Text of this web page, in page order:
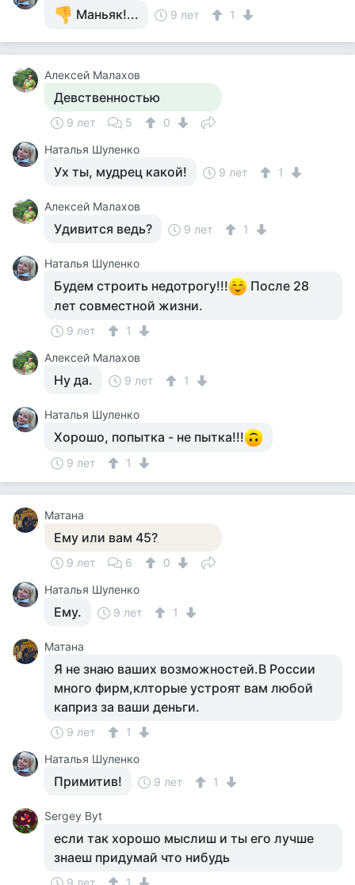
Маньяк!... 9 лет 1
Алексей Малахов
Девственностью
9 лет 5
0
Наталья Шуленко
Ух ты, мудрец какой! 9 лет 1
Алексей Малахов
Удивится ведь? 9 лет 1
Наталья Шуленко
Будем строить недотрогу!!!
После 28
лет совместной жизни.
9 лет
1
Алексей Малахов
Ну да. 9 лет 1
Наталья Шуленко
Хорошо, попытка - не пытка!!!
9 лет 1
Матана
Ему или вам 45?
9 лет 6
0
Наталья Шуленко
Ему. 9 лет 1
Матана
Я не знаю ваших возможностей.В России
много фирм,клторые устроят вам любой
каприз за ваши деньги.
9 лет
1
Наталья Шуленко
Примитив! 9 лет 1
Sergey Byt
если так хорошо мыслиш и ты его лучше
знаеш придумай что нибудь
9 лет 1